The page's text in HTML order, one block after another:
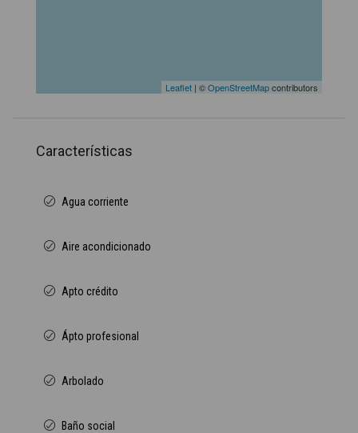
Leaflet | ©OpenStreetMapcontributors
Características
Agua corriente
Aire acondicionado
Apto crédito
Ápto profesional
Arbolado
Baño social